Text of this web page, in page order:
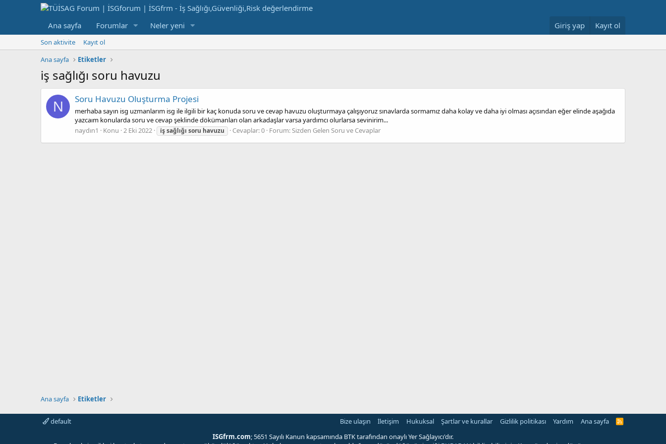
Ana sayfa Forumlar Neler yeni Giriş yap Kayıt ol
Son aktivite
Kayıt ol
Ana sayfa
Etiketler
i̇ş sağlığı soru havuzu
N Soru Havuzu Oluşturma Projesi
merhaba sayın isg uzmanlarım isg ile ilgili bir kaç konuda soru ve cevap havuzu oluşturmaya çalışıyoruz sınavlarda sormamız daha kolay ve daha iyi olması açısından eğer elinde aşağıda
yazcaım konularda soru ve cevap şeklinde dökümanları olan arkadaşlar varsa yardımcı olurlarsa sevinirim...
naydın1
Konu 2 Eki 2022 i̇şsağlığı soru havuzu Cevaplar: 0 Forum:Sizden Gelen Soru ve Cevaplar
Ana sayfa Etiketler
default Bize ulaşın İletişim Hukuksal Şartlar ve kurallar Gizlilik politikası Yardım Ana sayfa
R
ISGfrm.com; 5651 Sayılı Kanun kapsamında BTK tarafından onaylı Yer Sağlayıcı'dır.